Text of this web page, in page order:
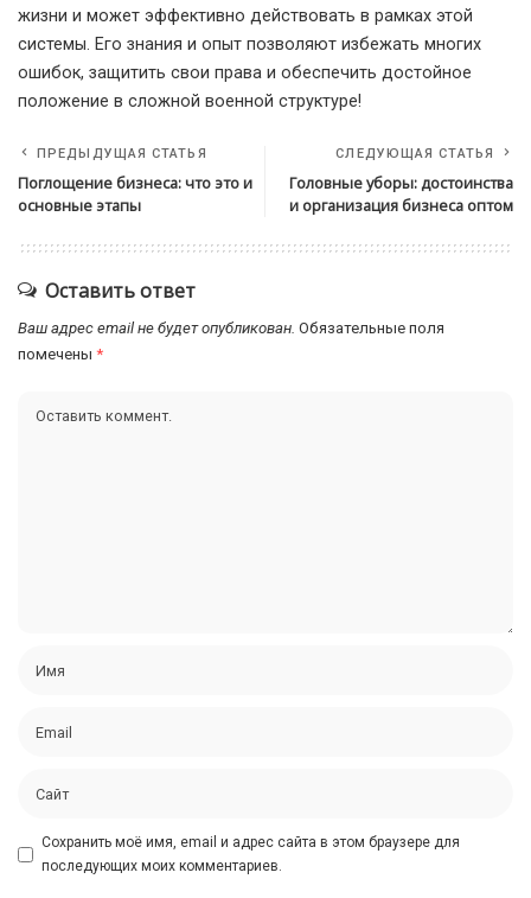
жизни и может эффективно действовать в рамках этой
системы. Его знания и опыт позволяют избежать многих
ошибок, защитить свои права и обеспечить достойное
положение в сложной военной структуре!
ПРЕДЫДУЩАЯ СТАТЬЯ
Поглощение бизнеса: что это и
основные этапы
СЛЕДУЮЩАЯ СТАТЬЯ
Головные уборы: достоинства
и организация бизнеса оптом
Оставить ответ
Ваш адрес email не будет опубликован. Обязательные поля
помечены *
Сохранить моё имя, email и адрес сайта в этом браузере для
последующих моих комментариев.